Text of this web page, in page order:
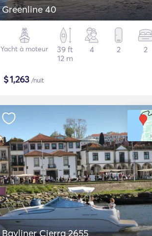
Greenline 40
Yacht à moteur
39 ft
12 m
4 2 2
$1,263 /nuit
Bayliner Cierra 2655